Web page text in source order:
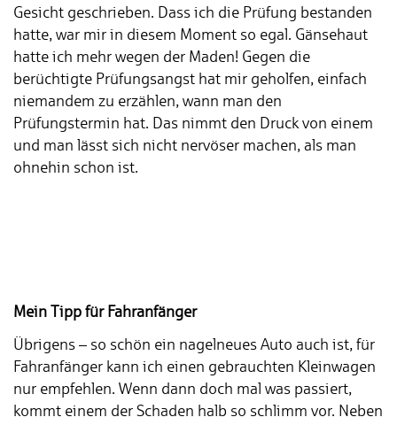
Gesicht geschrieben. Dass ich die Prüfung bestanden
hatte, war mir in diesem Moment so egal. Gänsehaut
hatte ich mehr wegen der Maden! Gegen die
berüchtigte Prüfungsangst hat mir geholfen, einfach
niemandem zu erzählen, wann man den
Prüfungstermin hat. Das nimmt den Druck von einem
und man lässt sich nicht nervöser machen, als man
ohnehin schon ist.
Mein Tipp für Fahranfänger
Übrigens – so schön ein nagelneues Auto auch ist, für
Fahranfänger kann ich einen gebrauchten Kleinwagen
nur empfehlen. Wenn dann doch mal was passiert,
kommt einem der Schaden halb so schlimm vor. Neben